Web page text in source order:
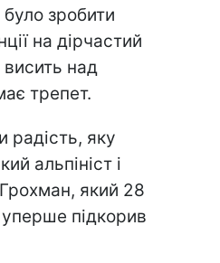
було зробити
на дірчастий
висить над
трепет.
яку
альпініст і
який 28
підкорив